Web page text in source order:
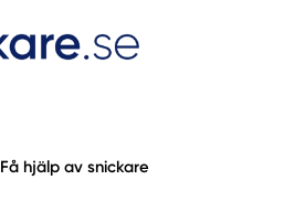
Få hjälp av snickare